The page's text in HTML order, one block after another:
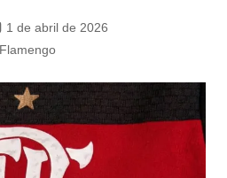
1 de abril de 2026